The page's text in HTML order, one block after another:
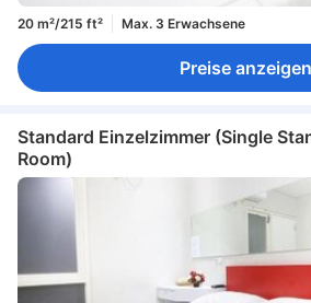
20 m²/215 ft² Max. 3 Erwachsene
Preise anzeigen
Standard Einzelzimmer (Single
Room)